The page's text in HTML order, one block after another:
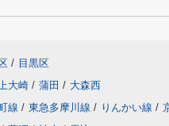
/ 目黒区
大崎 / 蒲田 / 大森西
線 / 東急多摩川線 / りんかい線 /